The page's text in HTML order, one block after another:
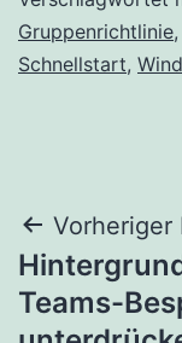
Gruppenrichtlinie,
Schnellstart,
Vorheriger
Teams-